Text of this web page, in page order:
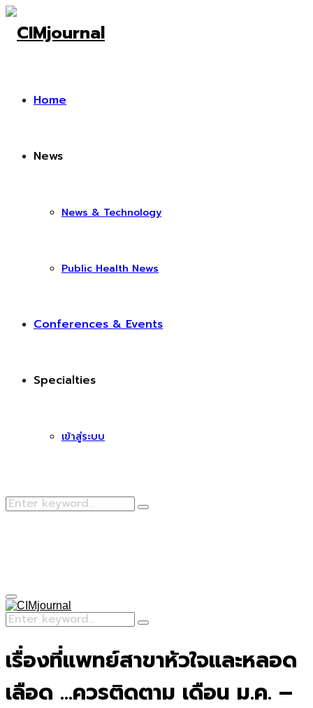
Home
News
News & Technology
Public Health News
Conferences & Events
Specialties
เข้าสู่ระบบ
Search
Search
Primary
Menu
Search
for:
Search
เรื่องที่แพทย์สาขาหัวใจและหลอด
เลือด …ควรติดตาม เดือน ม.ค. –